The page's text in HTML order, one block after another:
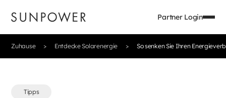
Partner Login
Zuhause Entdecke Solarenergie So senken Sie Ihren
Tipps